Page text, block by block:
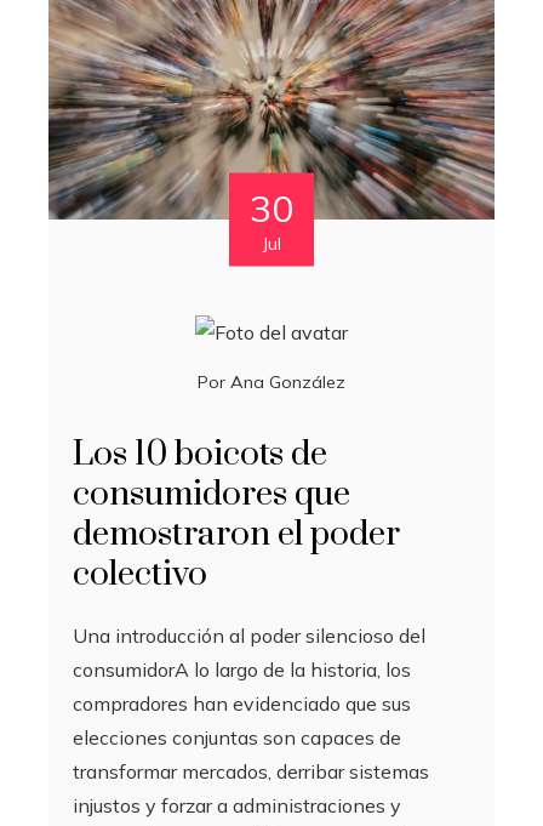
30
Jul
Por Ana González
Los 10 boicots de
consumidores que
demostraron el poder
colectivo
Una introducción al poder silencioso del
consumidorA lo largo de la historia, los
compradores han evidenciado que sus
elecciones conjuntas son capaces de
transformar mercados, derribar sistemas
injustos y forzar a administraciones y